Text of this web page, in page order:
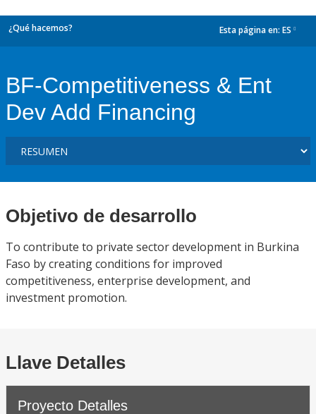
¿Qué hacemos? Esta página en: ES
BF-Competitiveness & Ent
Dev Add Financing
Objetivo de desarrollo
To contribute to private sector development in Burkina
Faso by creating conditions for improved
competitiveness, enterprise development, and
investment promotion.
Llave Detalles
Proyecto Detalles